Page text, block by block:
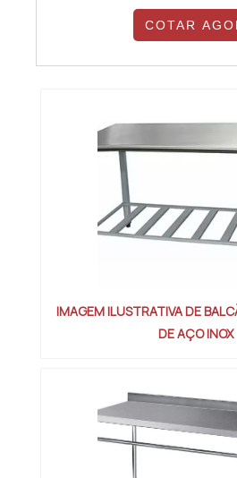
lembrar que o produto
adquirido com empresas
segmento. Esse tipo de
substitu...
COTAR
IMAGEM ILUSTRATIVA DE
DE AÇO INOX